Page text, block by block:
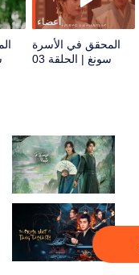
أعضاء
المحقق في الأسرة
سونغ | الحلقة 03